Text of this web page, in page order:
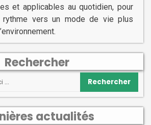
et applicables au quotidien, pour
rythme vers un mode de vie plus
Rechercher
Rechercher
actualités